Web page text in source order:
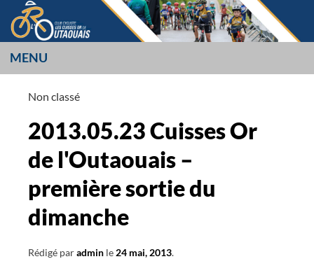
Aller
au
contenu
LES CUISSES OR
L’OUTAOUAIS
MENU
Non classé
2013.05.23 Cuisses Or
de l'Outaouais –
première sortie du
dimanche
Rédigé paradmin le24 mai, 2013.